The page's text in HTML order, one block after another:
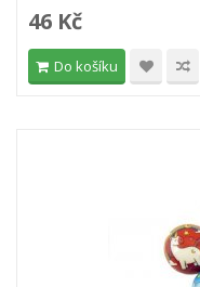
46 Kč
Do košíku